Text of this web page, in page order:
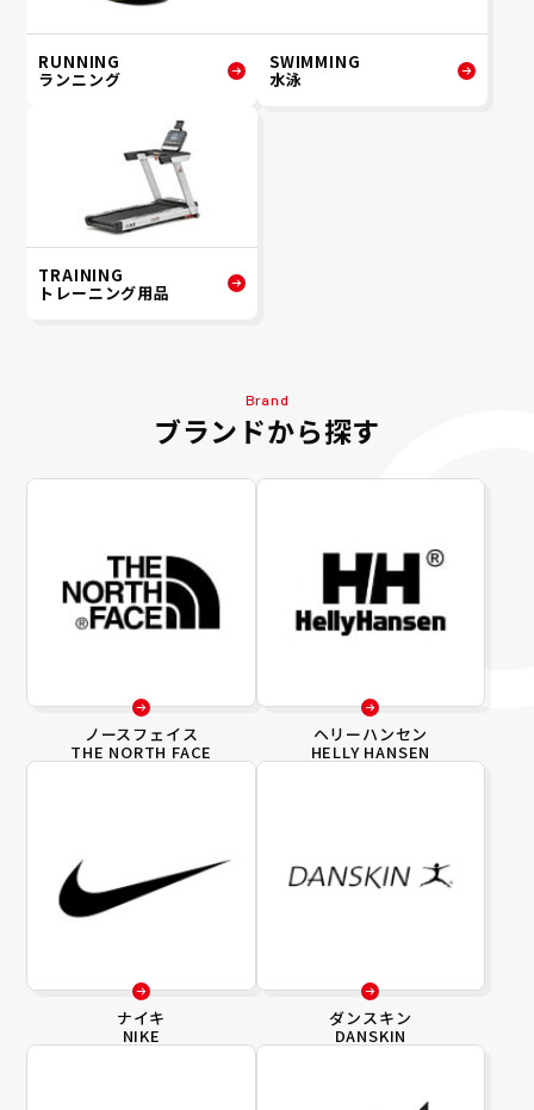
RUNNING
ランニング
SWIMMING
水泳
TRAINING
トレーニング用品
Brand
ブランドから探す
ノースフェイス
THE NORTH FACE
ヘリーハンセン
HELLY HANSEN
ナイキ
NIKE
ダンスキン
DANSKIN